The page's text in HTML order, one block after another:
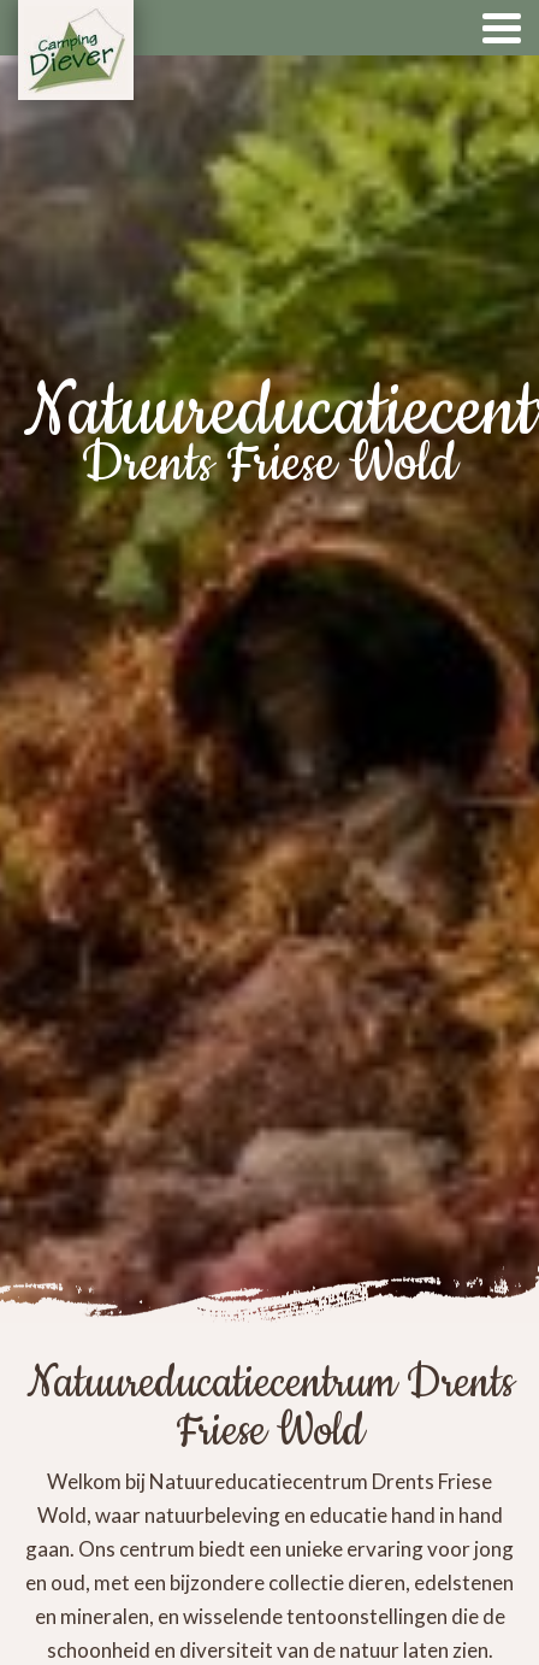
Drents Friese Wold
Natuureducatiecentrum Drents
Friese Wold
Welkom bij Natuureducatiecentrum Drents Friese
Wold, waar natuurbeleving en educatie hand in hand
gaan. Ons centrum biedt een unieke ervaring voor jong
en oud, met een bijzondere collectie dieren, edelstenen
en mineralen, en wisselende tentoonstellingen die de
schoonheid en diversiteit van de natuur laten zien.